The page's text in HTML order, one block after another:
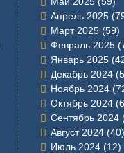
Апрель 2025
Март 2025 (59)
Февраль 2025
Январь 2025
Декабрь 2024
Ноябрь 2024
Октябрь 2024
Сентябрь 2024
Август 2024 (40)
Июль 2024 (12)